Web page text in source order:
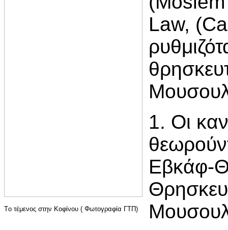
Tο τέμενος στην Κοφίνου ( Φωτογραφία ΓΤΠ)
Law,
1. Οι
Εβκάφ-